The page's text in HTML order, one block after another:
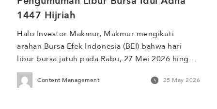
1447 Hijriah
Halo Investor Makmur, Makmur mengikuti
arahan Bursa Efek Indonesia (BEI) bahwa hari
libur bursa jatuh pada Rabu, 27 Mei 2026 hingga
Kamis, 28 Mei 2026 bertepatan dengan Hari
Raya Idul Adha 1447 Hijriah dan Cuti Bersama
Content Management 25 May 2026